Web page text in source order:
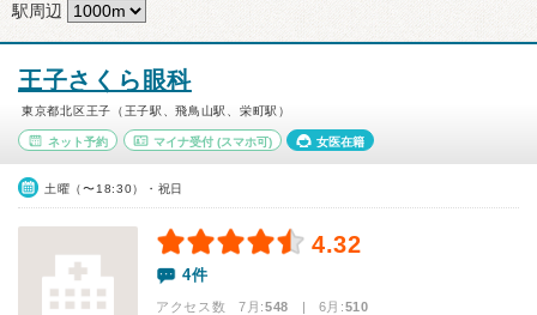
駅周辺
王子さくら眼科
東京都北区王子（王子駅、飛鳥山駅、栄町駅）
ネット予約 マイナ受付(スマホ可) 女医在籍
土曜（〜18:30）・祝日
4.32
4件
アクセス数 7月:548 | 6月:510